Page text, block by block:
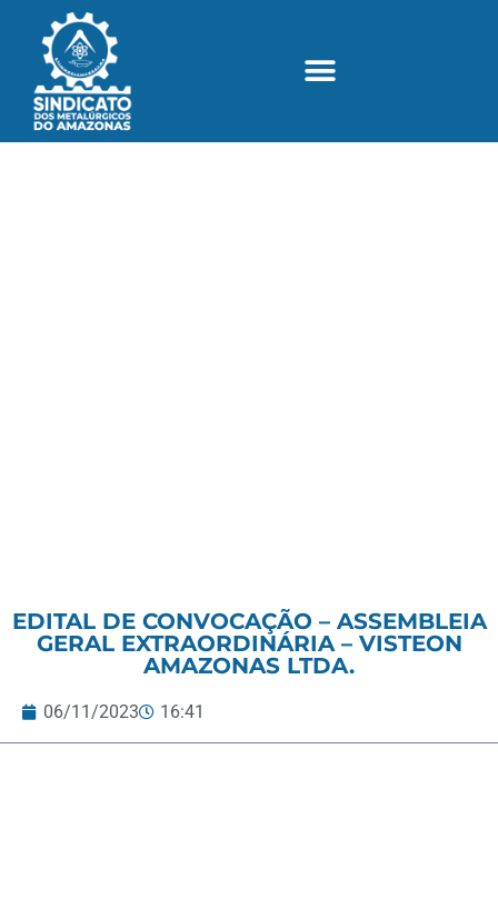
EDITAL DE CONVOCAÇÃO – ASSEMBLEIA
GERAL EXTRAORDINÁRIA – VISTEON
AMAZONAS LTDA.
06/11/2023 16:41